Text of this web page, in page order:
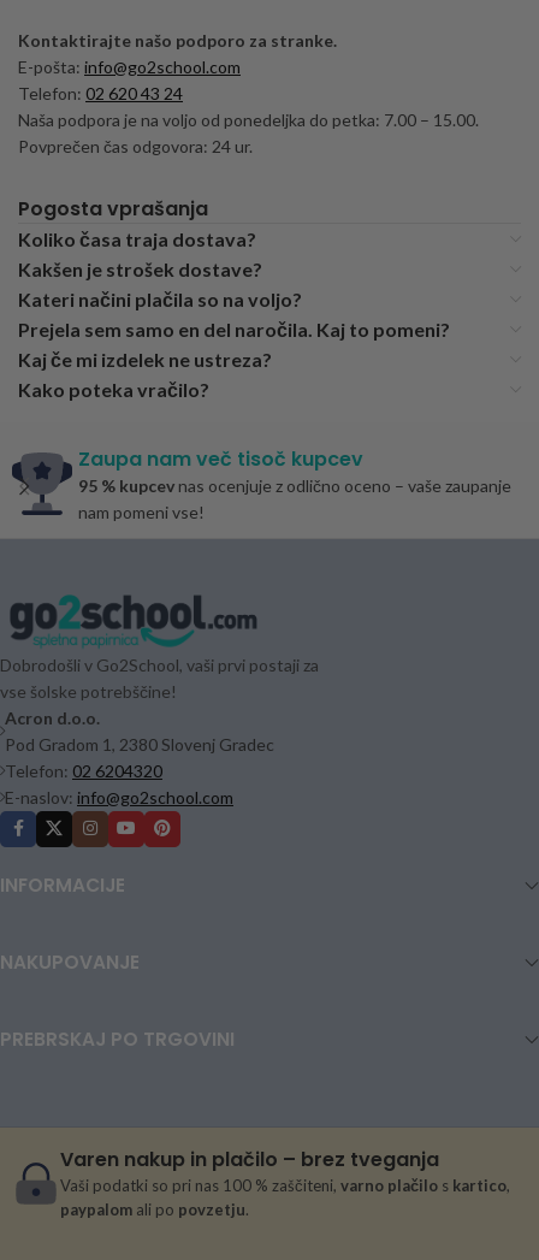
Kontaktirajte našo podporo za stranke.
E-pošta: info@go2school.com
Telefon: 02 620 43 24
Naša podpora je na voljo od ponedeljka do petka: 7.00 – 15.00.
Povprečen čas odgovora: 24 ur.
Pogosta vprašanja
Koliko časa traja dostava?
Kakšen je strošek dostave?
Kateri načini plačila so na voljo?
Prejela sem samo en del naročila. Kaj to pomeni?
Kaj če mi izdelek ne ustreza?
Kako poteka vračilo?
Zaupa nam več tisoč kupcev
95 % kupcev nas ocenjuje z odlično oceno – vaše zaupanje
nam pomeni vse!
Dobrodošli v Go2School, vaši prvi postaji za
vse šolske potrebščine!
Acron d.o.o.
Pod Gradom 1, 2380 Slovenj Gradec
Telefon: 02 6204320
E-naslov: info@go2school.com
INFORMACIJE
NAKUPOVANJE
PREBRSKAJ PO TRGOVINI
Varen nakup in plačilo – brez tveganja
Vaši podatki so pri nas 100 % zaščiteni, varno plačilo s kartico,
paypalom ali po povzetju.